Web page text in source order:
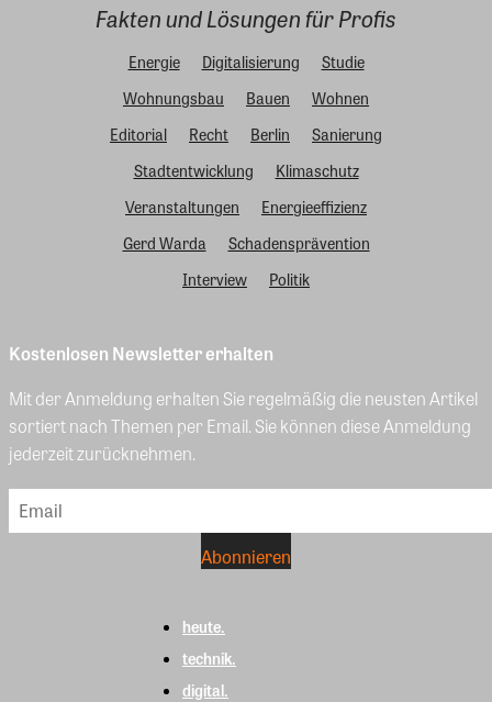
Fakten und Lösungen für Profis
Energie Digitalisierung
Studie
Wohnungsbau
Bauen
Wohnen
Editorial
Recht Berlin
Sanierung
Stadtentwicklung
Klimaschutz
Veranstaltungen
Energieeffizienz
Gerd Warda
Schadensprävention
Interview
Politik
Kostenlosen Newsletter erhalten
Mit der Anmeldung erhalten Sie regelmäßig die neusten Artikel
sortiert nach Themen per Email. Sie können diese Anmeldung
jederzeit zurücknehmen.
heute.
technik.
digital.